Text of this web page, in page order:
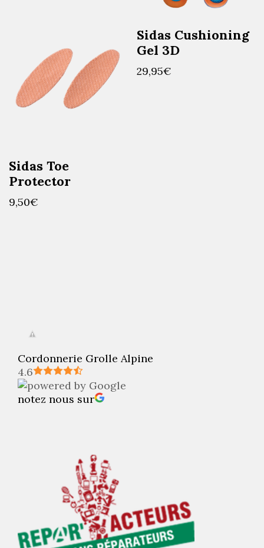
Sidas Toe
Protector
9,50€
Sidas Cushioning
Gel 3D
29,95€
Cordonnerie Grolle Alpine
4.6
notez nous sur